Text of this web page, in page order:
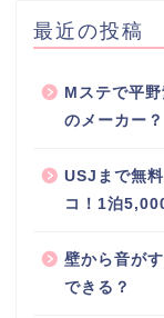
最近の投稿
Mステで平
のメーカー？
USJまで無
コ！1泊
壁から音が
できる？